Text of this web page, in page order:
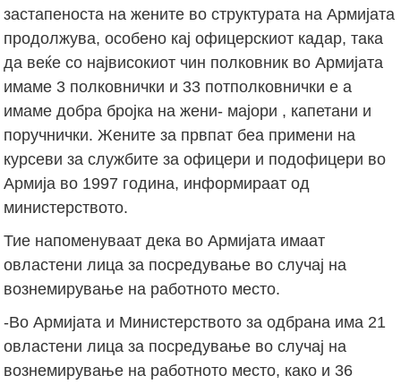
застапеноста на жените во структурата на Армијата
продолжува, особено кај офицерскиот кадар, така
да веќе со највисокиот чин полковник во Армијата
имаме 3 полковнички и 33 потполковнички е а
имаме добра бројка на жени- мајори , капетани и
поручнички. Жените за првпат беа примени на
курсеви за службите за офицери и подофицери во
Армија во 1997 година, информираат од
министерството.
Тие напоменуваат дека во Армијата имаат
овластени лица за посредување во случај на
вознемирување на работното место.
-Во Армијата и Министерството за одбрана има 21
овластени лица за посредување во случај на
вознемирување на работното место, како и 36